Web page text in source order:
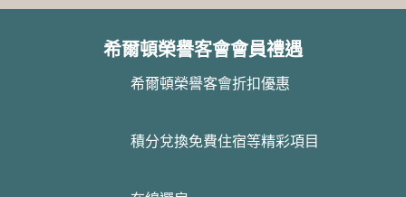
希爾頓榮譽客會會員禮遇
希爾頓榮譽客會折扣優惠
積分兌換免費住宿等精彩項目